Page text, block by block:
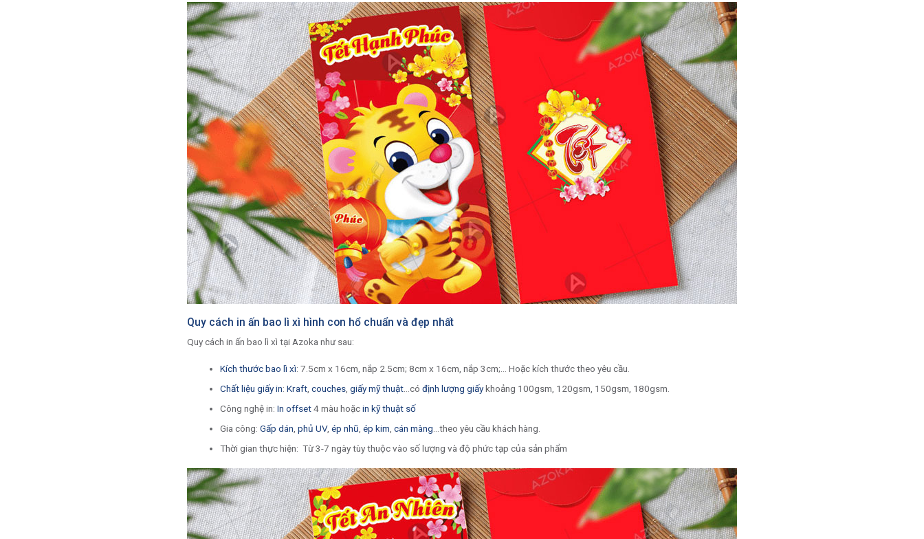
Quy cách in ấn bao lì xì hình con hổ chuẩn và đẹp nhất
Quy cách in ấn bao lì xì tại Azoka như sau:
Kích thước bao lì xì: 7.5cm x 16cm, nắp 2.5cm; 8cm x 16cm, nắp 3cm;… Hoặc kích thước theo yêu cầu.
Chất liệu giấy in: Kraft, couches, giấy mỹ thuật…có định lượng giấykhoảng 100gsm, 120gsm, 150gsm, 180gsm.
Công nghệ in: In offset4 màu hoặcin kỹ thuật số
Gia công: Gấp dán phủ UV, ép nhũ ép kim cán màng …theo yêu cầu khách hàng.
Thời gian thực hiện: Từ 3-7 ngày tùy thuộc vào số lượng và độ phức tạp của sản phẩm